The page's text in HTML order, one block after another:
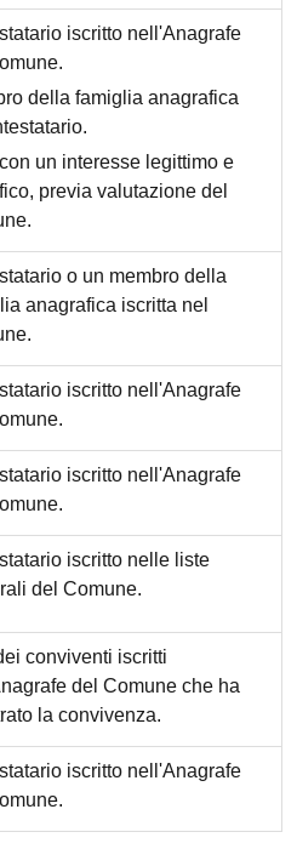
iscritto nell'Anagrafe
della famiglia anagrafica
un interesse legittimo e
previa valutazione del
o un membro della
anagrafica iscritta nel
iscritto nell'Anagrafe
iscritto nell'Anagrafe
iscritto nelle liste
del Comune.
conviventi iscritti
del Comune che ha
la convivenza.
iscritto nell'Anagrafe